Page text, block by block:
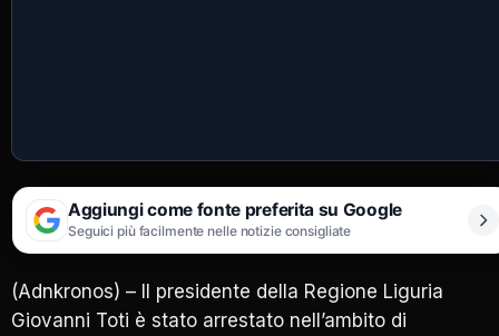
Aggiungi come fonte preferita su Google
Seguici più facilmente nelle notizie consigliate
(Adnkronos) – Il presidente della Regione Liguria
Giovanni Toti è stato arrestato nell’ambito di